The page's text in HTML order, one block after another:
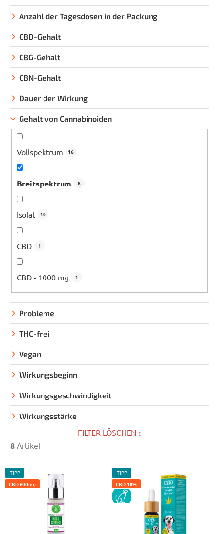
u
g
Anzahl der Tagesdosen in der Packung
CBD-Gehalt
CBG-Gehalt
CBN-Gehalt
Dauer der Wirkung
Gehalt von Cannabinoiden
Vollspektrum 16
Breitspektrum 8
Isolat 10
CBD 1
CBD - 1000 mg 1
Probleme
THC-frei
Vegan
Wirkungsbeginn
Wirkungsgeschwindigkeit
Wirkungsstärke
FILTER LÖSCHEN
8 Artikel
L
i
TIPP
CBD 600mg
TIPP
CBD 10%
PES